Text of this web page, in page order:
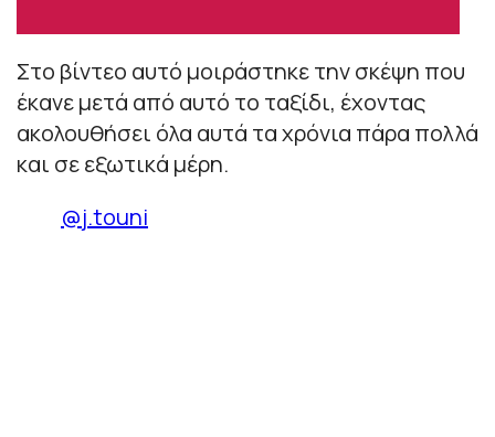
Στο βίντεο αυτό μοιράστηκε την σκέψη που
έκανε μετά από αυτό το ταξίδι, έχοντας
ακολουθήσει όλα αυτά τα χρόνια πάρα πολλά
και σε εξωτικά μέρη.
@j.touni